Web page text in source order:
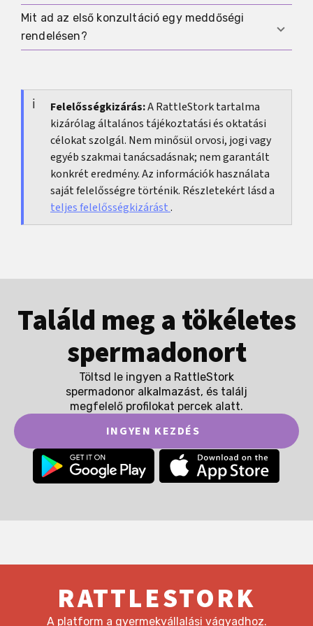
tennénk.
után sem sikerül, vagy ismert kockázati tényezők
vannak, nem érdemes feleslegesen sokáig várni.
A kimaradó vagy nagyon rendszertelen
menstruáció, az erős fájdalom, a szokatlan
hereproblémái korábbi orvosi tisztázást
igényelnek.
Mit ad az első konzultáció egy meddőségi
rendelésen?
mely tényezők valószínűek, mit vizsgálnak meg
először, és mely hónapokat spórolhatjátok meg
bizonytalan önkísérletezéssel.
Felelősségkizárás:A RattleStork tartalma
kizárólag általános tájékoztatási és oktatási
célokat szolgál. Nem minősül orvosi, jogi vagy
egyéb szakmai tanácsadásnak; nem garantált
konkrét eredmény. Az információk használata
saját felelősségre történik. Részletekért lásd a
teljes felelősségkizárást.
Találd meg a tökéletes
spermadonort
Töltsd le ingyen a RattleStork
spermadonor alkalmazást, és találj
megfelelő profilokat percek alatt.
INGYEN KEZDÉS
RATTLESTORK
A platform a gyermekvállalási vágyadhoz.